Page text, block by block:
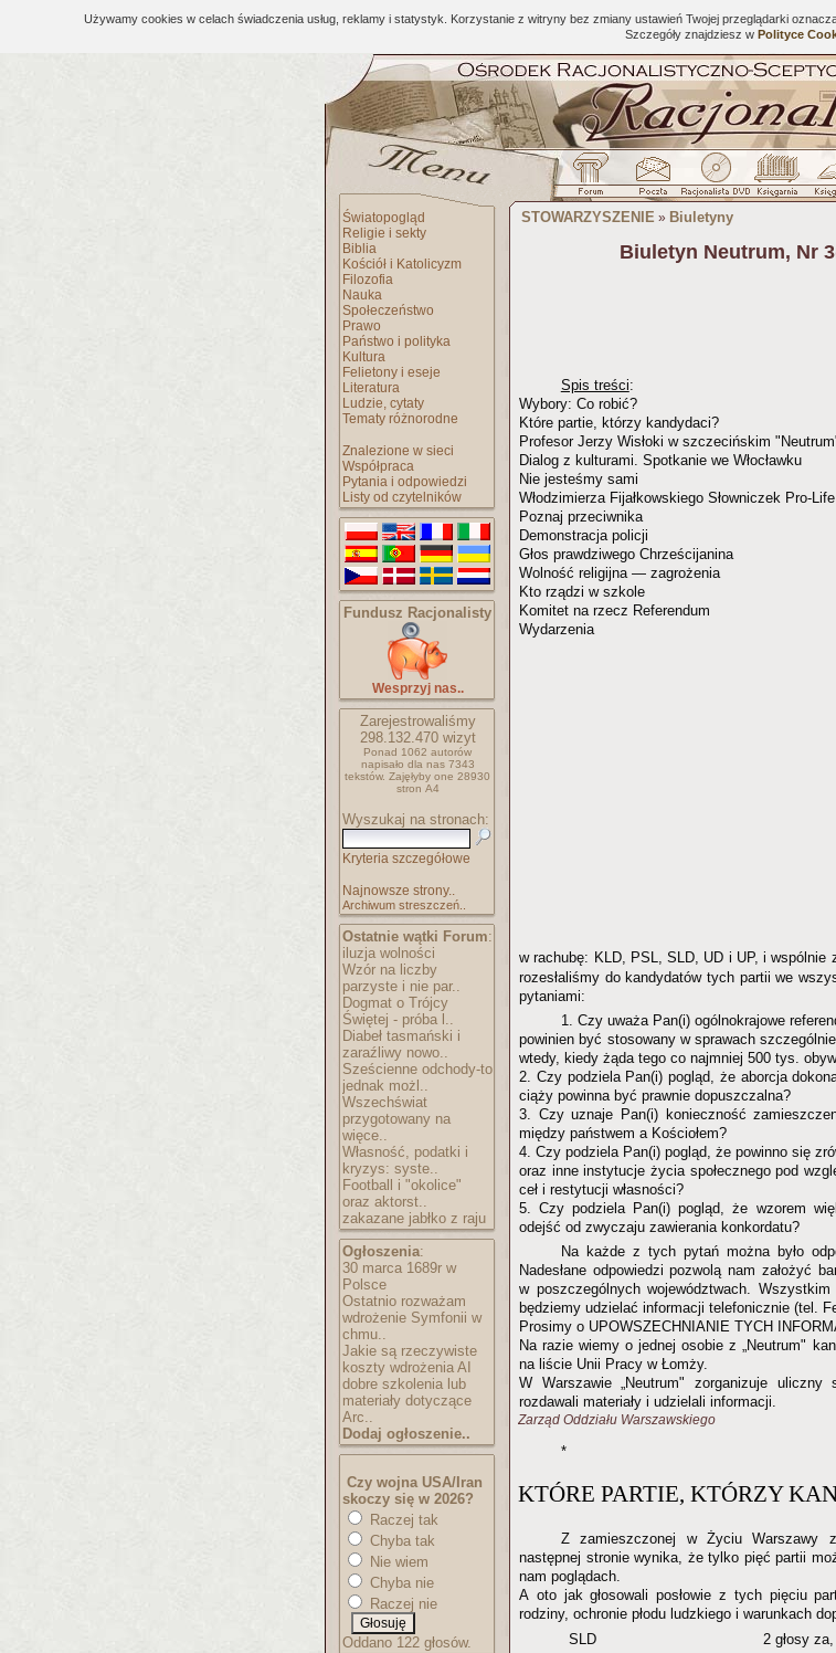
Używamy cookies w celach świadczenia usług, reklamy i statystyk. Korzystanie z witryny bez zmiany ustawień Twojej przeglądarki
Szczegóły znajdziesz w Polityce
Światopogląd
Religie i sekty
Biblia
Kościół i Katolicyzm
Filozofia
Nauka
Społeczeństwo
Prawo
Państwo i polityka
Kultura
Felietony i eseje
Literatura
Ludzie, cytaty
Tematy różnorodne
Znalezione w sieci
Współpraca
Pytania i odpowiedzi
Listy od czytelników
Fundusz Racjonalisty
Wesprzyj nas..
Zarejestrowaliśmy
298.132.470wizyt
Ponad 1062 autorów
napisało dla nas 7343
tekstów. Zajęłyby one 28930
stron A4
Wyszukaj na stronach:
Kryteria szczegółowe
Najnowsze strony..
Archiwum streszczeń..
Ostatnie wątki Forum:
iluzja wolności
Wzór na liczby
parzyste i nie par..
Dogmat o Trójcy
Świętej - próba l..
Diabeł tasmański i
zaraźliwy nowo..
Sześcienne odchody-to
jednak możl..
Wszechświat
przygotowany na
więce..
Własność, podatki i
kryzys: syste..
Football i "okolice"
oraz aktorst..
zakazane jabłko z raju
Ogłoszenia:
30 marca 1689r w
Polsce
Ostatnio rozważam
wdrożenie Symfonii w
chmu..
Jakie są rzeczywiste
koszty wdrożenia AI
dobre szkolenia lub
materiały dotyczące
Arc..
Dodaj ogłoszenie..
Czy wojna USA/Iran
skoczy się w 2026?
Raczej tak
Chyba tak
Nie wiem
Chyba nie
Raczej nie
Oddano 122 głosów.
STOWARZYSZENIE » Biuletyny
Biuletyn Neutrum, Nr
Spis treści:
Wybory: Co robić?
Które partie, którzy kandydaci?
Profesor Jerzy Wisłoki w szczecińskim
Dialog z kulturami. Spotkanie we Włocławku
Nie jesteśmy sami
Włodzimierza Fijałkowskiego Słowniczek Pro-Life
Poznaj przeciwnika
Demonstracja policji
Głos prawdziwego Chrześcijanina
Wolność religijna — zagrożenia
Kto rządzi w szkole
Komitet na rzecz Referendum
Wydarzenia
w rachubę: KLD, PSL, SLD, UD i UP, i wspólnie
rozesłaliśmy do kandydatów tych partii we
pytaniami:
1. Czy uważa Pan(i) ogólnokrajowe
powinien być stosowany w sprawach
wtedy, kiedy żąda tego co najmniej 500 tys.
2. Czy podziela Pan(i) pogląd, że aborcja
ciąży powinna być prawnie dopuszczalna?
3. Czy uznaje Pan(i) konieczność
między państwem a Kościołem?
4. Czy podziela Pan(i) pogląd, że powinno się
oraz inne instytucje życia społecznego pod
ceł i restytucji własności?
5. Czy podziela Pan(i) pogląd, że wzorem
odejść od zwyczaju zawierania konkordatu?
Na każde z tych pytań można było
Nadesłane odpowiedzi pozwolą nam założyć
w poszczególnych województwach.
będziemy udzielać informacji telefonicznie (tel.
Prosimy o UPOWSZECHNIANIE TYCH
Na razie wiemy o jednej osobie z „Neutrum"
na liście Unii Pracy w Łomży.
W Warszawie „Neutrum" zorganizuje
rozdawali materiały i udzielali informacji.
Zarząd Oddziału Warszawskiego
*
KTÓRE PARTIE, KTÓRZY
Z zamieszczonej w Życiu Warszawy
następnej stronie wynika, że tylko pięć partii
nam poglądach.
A oto jak głosowali posłowie z tych pięciu
rodziny, ochronie płodu ludzkiego i warunkach
SLD
2 głosy